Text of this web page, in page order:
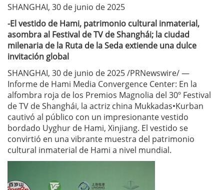
SHANGHAI, 30 de junio de 2025
-El vestido de Hami, patrimonio cultural inmaterial,
asombra al Festival de TV de Shanghái; la ciudad
milenaria de la Ruta de la Seda extiende una dulce
invitación global
SHANGHAI, 30 de junio de 2025 /PRNewswire/ —
Informe de Hami Media Convergence Center: En la
alfombra roja de los Premios Magnolia del 30º Festival
de TV de Shanghái, la actriz china Mukkadas•Kurban
cautivó al público con un impresionante vestido
bordado Uyghur de Hami, Xinjiang. El vestido se
convirtió en una vibrante muestra del patrimonio
cultural inmaterial de Hami a nivel mundial.